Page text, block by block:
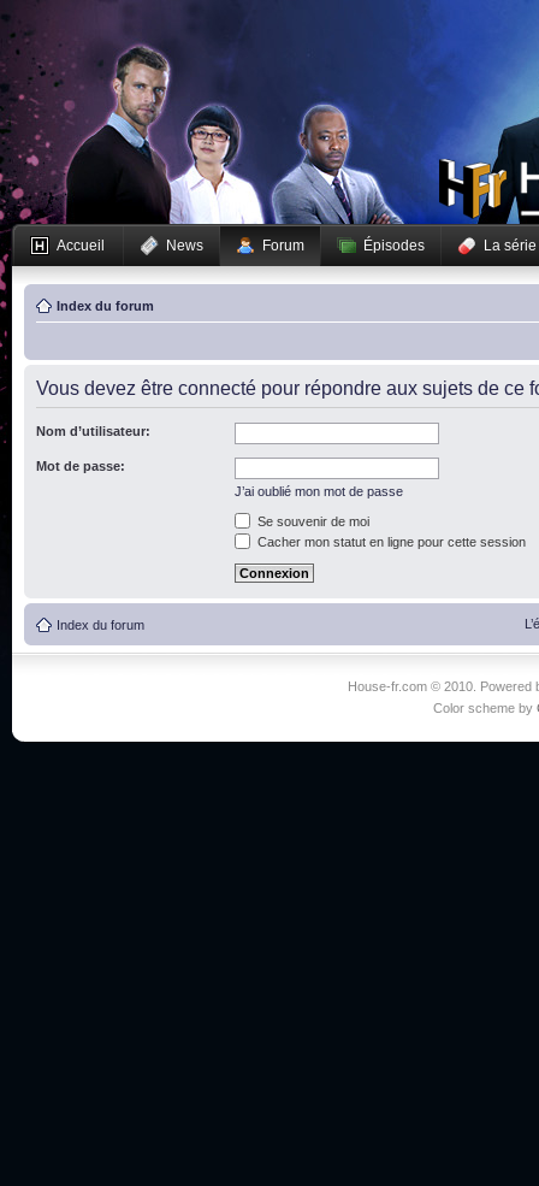
Accueil News Forum Épisodes La série
Index du forum
Vous devez être connecté pour répondre aux sujets de ce
Nom d’utilisateur:
Mot de passe:
J’ai oublié mon mot de passe
Se souvenir de moi
Cacher mon statut en ligne pour cette session
Index du forum
House-fr.com © 2010. Powered
Color scheme by